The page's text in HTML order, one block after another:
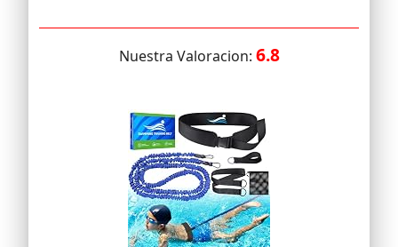
Nuestra Valoracion: 6.8